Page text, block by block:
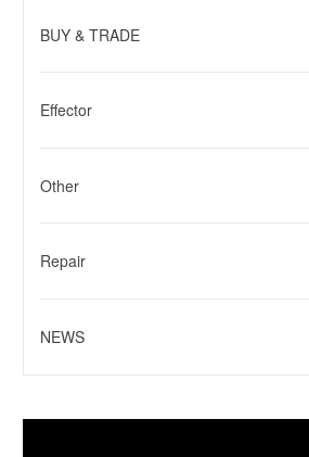
BUY & TRADE
Effector
Other
Repair
NEWS